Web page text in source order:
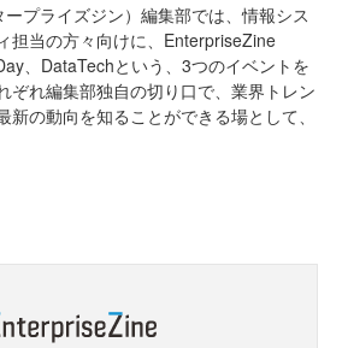
プライズジン）編集部では、情報シス
担当の方々向けに、EnterpriseZine
、DataTechという、3つのイベントを
ぞれ編集部独自の切り口で、業界トレン
新の動向を知ることができる場として、